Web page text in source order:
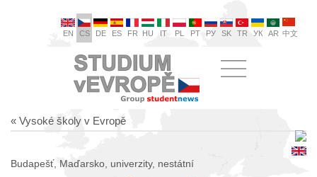
EN CS DE ES FR HU IT PL PT РУ SK TR УК AR 中文
« Vysoké školy v Evropě
Budapešť, Maďarsko, univerzity, nestátní